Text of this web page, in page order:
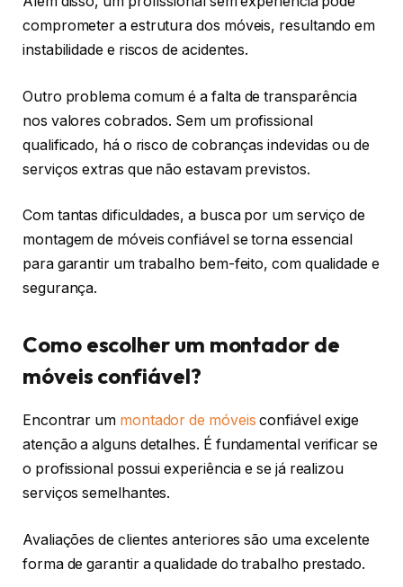
comprometer a estrutura dos móveis, resultando em
instabilidade e riscos de acidentes.
Outro problema comum é a falta de transparência
nos valores cobrados. Sem um profissional
qualificado, há o risco de cobranças indevidas ou de
serviços extras que não estavam previstos.
Com tantas dificuldades, a busca por um serviço de
montagem de móveis confiável se torna essencial
para garantir um trabalho bem-feito, com qualidade e
segurança.
Como escolher um montador de
móveis confiável?
Encontrar um montador de móveisconfiável exige
atenção a alguns detalhes. É fundamental verificar se
o profissional possui experiência e se já realizou
serviços semelhantes.
Avaliações de clientes anteriores são uma excelente
forma de garantir a qualidade do trabalho prestado.